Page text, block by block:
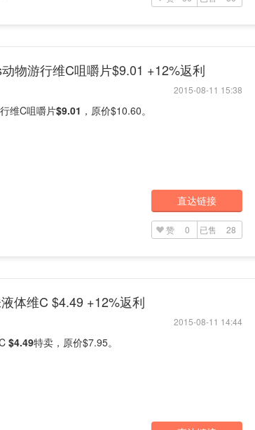
物游行维C咀嚼片$9.01 +12%返利
2015-08-11 15:38
维C咀嚼片$9.01 ，原价$10.60。
直达链接
赞 0 已售 28
体维C $4.49 +12%返利
2015-08-11 14:44
$4.49特卖，原价$7.95。